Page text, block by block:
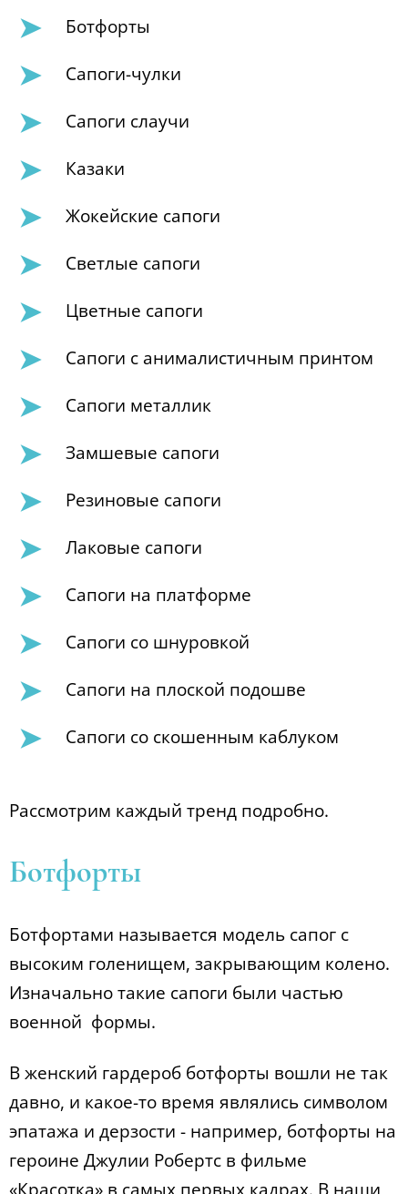
Ботфорты
Сапоги-чулки
Сапоги слаучи
Казаки
Жокейские сапоги
Светлые сапоги
Цветные сапоги
Сапоги с анималистичным принтом
Сапоги металлик
Замшевые сапоги
Резиновые сапоги
Лаковые сапоги
Сапоги на платформе
Сапоги со шнуровкой
Сапоги на плоской подошве
Сапоги со скошенным каблуком
Рассмотрим каждый тренд подробно.
Ботфорты
Ботфортами называется модель сапог с
высоким голенищем, закрывающим колено.
Изначально такие сапоги были частью
военной формы.
В женский гардероб ботфорты вошли не так
давно, и какое-то время являлись символом
эпатажа и дерзости - например, ботфорты на
героине Джулии Робертс в фильме